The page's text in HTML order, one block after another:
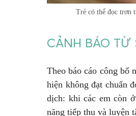
Trẻ có thể đọc trơn
CẢNH BÁO TỪ
Theo báo cáo công bố
hiện không đạt chuẩn
dịch: khi các em còn
năng tiếp thu và luyện